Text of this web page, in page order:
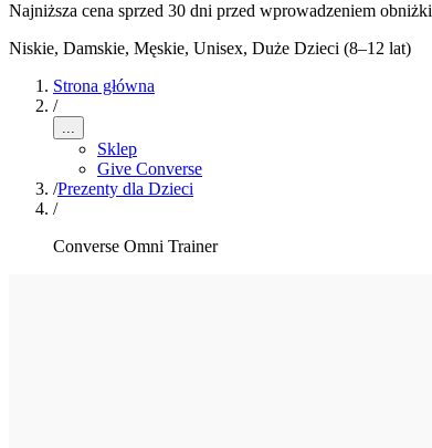
Najniższa cena sprzed 30 dni przed wprowadzeniem obniżki
Niskie, Damskie, Męskie, Unisex, Duże Dzieci (8–12 lat)
Strona główna
/
...
Sklep
Give Converse
/Prezenty dla Dzieci
/
Converse Omni Trainer